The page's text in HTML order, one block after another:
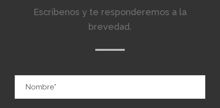
Escríbenos y te responderemos a la
brevedad.